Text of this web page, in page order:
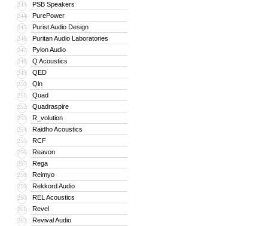
243 PSB Speakers
244 PurePower
245 Purist Audio Design
246 Puritan Audio Laboratories
247 Pylon Audio
248 Q Acoustics
249 QED
250 Qln
251 Quad
252 Quadraspire
253 R_volution
254 Raidho Acoustics
255 RCF
256 Reavon
257 Rega
258 Reimyo
259 Rekkord Audio
260 REL Acoustics
261 Revel
262 Revival Audio